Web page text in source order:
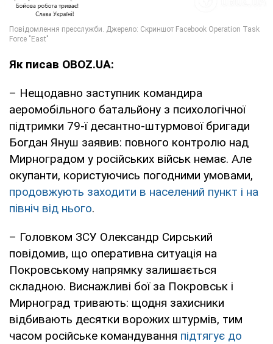
Як писав OBOZ.UA:
– Нещодавно заступник командира
аеромобільного батальйону з психологічної
підтримки 79-ї десантно-штурмової бригади
Богдан Януш заявив: повного контролю над
Мирноградом у російських військ немає. Але
окупанти, користуючись погодними умовами,
продовжують заходити в населений пункт і на
північ від нього.
– Головком ЗСУ Олександр Сирський
повідомив, що оперативна ситуація на
Покровському напрямку залишається
складною. Виснажливі бої за Покровськ і
Мирноград тривають: щодня захисники
відбивають десятки ворожих штурмів, тим
часом російське командування підтягує до